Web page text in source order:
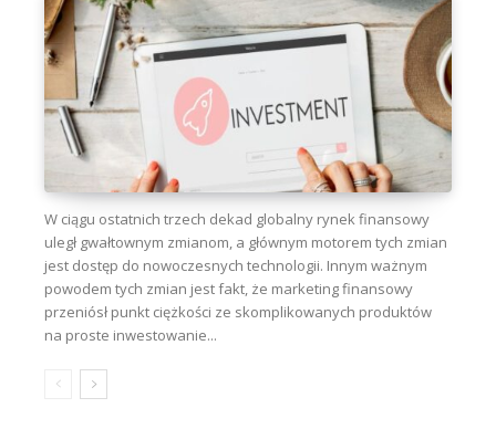
W ciągu ostatnich trzech dekad globalny rynek finansowy
uległ gwałtownym zmianom, a głównym motorem tych zmian
jest dostęp do nowoczesnych technologii. Innym ważnym
powodem tych zmian jest fakt, że marketing finansowy
przeniósł punkt ciężkości ze skomplikowanych produktów
na proste inwestowanie...